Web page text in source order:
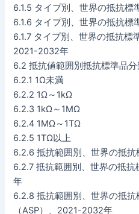
6.1.5 タイプ別、世界の抵抗
6.1.6 タイプ別、世界の抵抗
6.1.7 タイプ別、世界の抵抗標
2021-2032年
6.2 抵抗値範囲別抵抗標準品分
6.2.1 1Ω未満
6.2.2 1Ω～1kΩ
6.2.3 1kΩ～1MΩ
6.2.4 1MΩ～1TΩ
6.2.5 1TΩ以上
6.2.6 抵抗範囲別、世界の抵
6.2.7 抵抗範囲別、世界の抵
年
6.2.8 抵抗範囲別、世界の抵
（ASP）、2021-2032年